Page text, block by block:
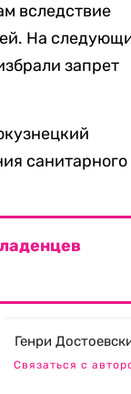
вследствие
На
запрет
санитарного
Генри
Связаться с